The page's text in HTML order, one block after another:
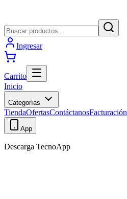
Ingresar
Carrito
Inicio
Categorías
TiendaOfertasContáctanosFacturación
App
Descarga TecnoApp